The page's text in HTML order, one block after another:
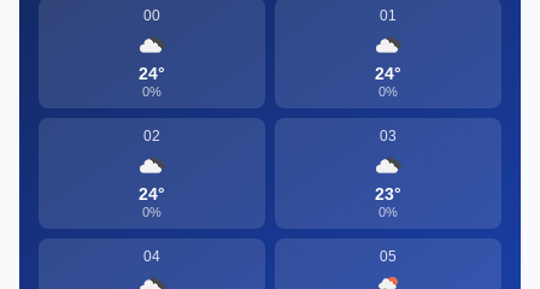
00
24°
0%
01
24°
0%
02
24°
0%
03
23°
0%
04 05